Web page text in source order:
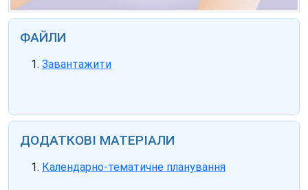
ФАЙЛИ
Завантажити
ДОДАТКОВІ МАТЕРІАЛИ
Календарно-тематичне планування